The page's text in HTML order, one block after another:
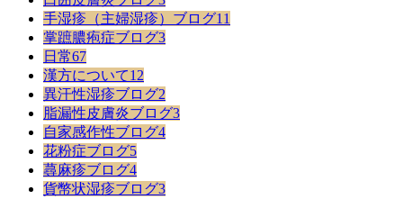
手湿疹（主婦湿疹）ブログ11
掌蹠膿疱症ブログ3
日常67
漢方について12
異汗性湿疹ブログ2
脂漏性皮膚炎ブログ3
自家感作性ブログ4
花粉症ブログ5
蕁麻疹ブログ4
貨幣状湿疹ブログ3